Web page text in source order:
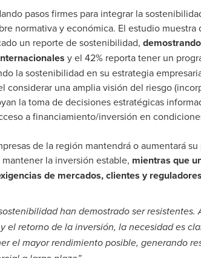
pasos firmes para integrar la
normativa y económica. El estudio muestra
un reporte de sostenibilidad,
y el 42% reporta tener un
la sostenibilidad en su estrategia
considerar una amplia visión del riesgo
la toma de decisiones estratégicas
a financiamiento/inversión en
de la región mantendrá o aumentará
la inversión estable, mientras que
de mercados, clientes y
han demostrado ser
el retorno de la inversión, la necesidad es
el mayor rendimiento posible, generando